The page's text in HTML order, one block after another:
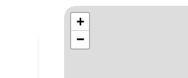
+
−